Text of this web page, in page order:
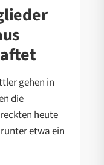
gehen in
die
heute
etwa ein